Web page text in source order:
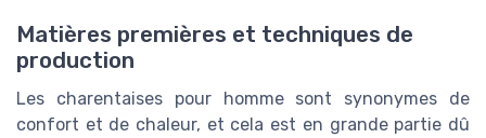
Matières premières et techniques de
production
Les charentaises pour homme sont synonymes de
confort et de chaleur, et cela est en grande partie dû